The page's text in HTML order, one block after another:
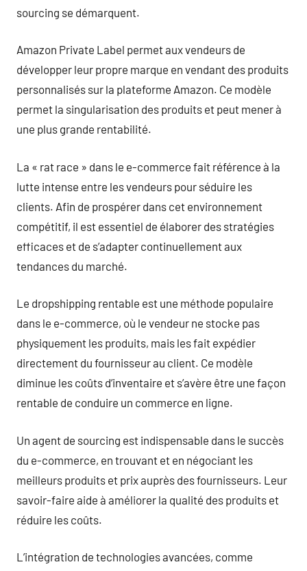
sourcing se démarquent.
Amazon Private Label permet aux vendeurs de
développer leur propre marque en vendant des produits
personnalisés sur la plateforme Amazon. Ce modèle
permet la singularisation des produits et peut mener à
une plus grande rentabilité.
La « rat race » dans le e-commerce fait référence à la
lutte intense entre les vendeurs pour séduire les
clients. Afin de prospérer dans cet environnement
compétitif, il est essentiel de élaborer des stratégies
efficaces et de s’adapter continuellement aux
tendances du marché.
Le dropshipping rentable est une méthode populaire
dans le e-commerce, où le vendeur ne stocke pas
physiquement les produits, mais les fait expédier
directement du fournisseur au client. Ce modèle
diminue les coûts d’inventaire et s’avère être une façon
rentable de conduire un commerce en ligne.
Un agent de sourcing est indispensable dans le succès
du e-commerce, en trouvant et en négociant les
meilleurs produits et prix auprès des fournisseurs. Leur
savoir-faire aide à améliorer la qualité des produits et
réduire les coûts.
L’intégration de technologies avancées, comme